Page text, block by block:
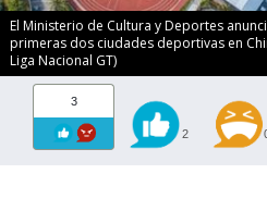
El Ministerio de Cultura y Deportes
primeras dos ciudades deportivas en
Liga Nacional GT)
3
2